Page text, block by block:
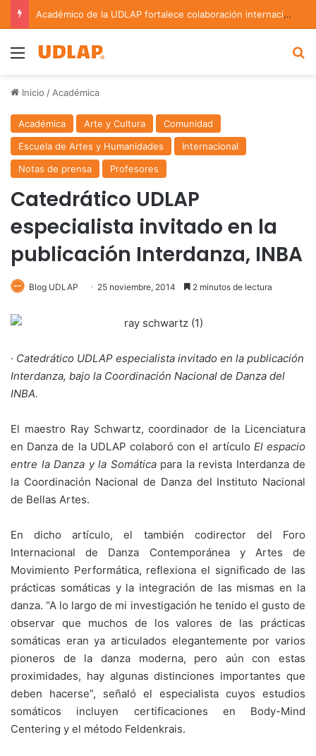
Académico de la UDLAP fortalece colaboración internacional con estancia de investigación en Argentina
Menu
Inicio / Académica
Académica Arte y Cultura
Comunidad
Escuela de Artes y Humanidades
Internacional
Notas de prensa
Profesores
Catedrático UDLAP
especialista invitado en la
publicación Interdanza, INBA
Blog UDLAP 25 noviembre, 2014 2 minutos de lectura
· Catedrático UDLAP especialista invitado en la publicación
Interdanza, bajo la Coordinación Nacional de Danza del
INBA.
El maestro Ray Schwartz, coordinador de la Licenciatura
en Danza de la UDLAP colaboró con el artículo El espacio
entre la Danza y la Somáticapara la revista Interdanza de
la Coordinación Nacional de Danza del Instituto Nacional
de Bellas Artes.
En dicho artículo, el también codirector del Foro
Internacional de Danza Contemporánea y Artes de
Movimiento Performática, reflexiona el significado de las
prácticas somáticas y la integración de las mismas en la
danza. “A lo largo de mi investigación he tenido el gusto de
observar que muchos de los valores de las prácticas
somáticas eran ya articulados elegantemente por varios
pioneros de la danza moderna, pero aún con estas
proximidades, hay algunas distinciones importantes que
deben hacerse”, señaló el especialista cuyos estudios
somáticos incluyen certificaciones en Body-Mind
Centering y el método Feldenkrais.